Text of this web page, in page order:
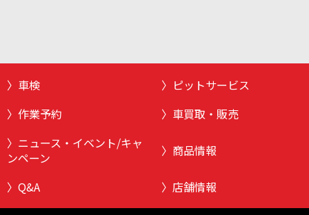
車検
ピットサービス
作業予約
車買取・販売
ニュース・イベント/キャ
ンペーン
商品情報
Q&A 店舗情報